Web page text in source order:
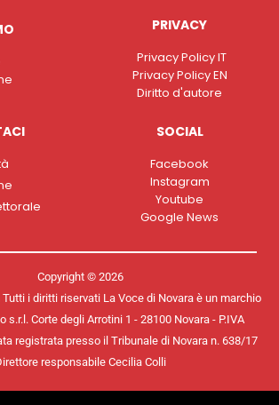
PRIVACY
Privacy Policy IT
Privacy Policy EN
Diritto d'autore
SOCIAL
Facebook
Instagram
Youtube
Google News
Copyright © 2026
i diritti riservati La Voce di Novara è un marchio
s.r.l. Corte degli Arrotini 1 - 28100 Novara - P.IVA
registrata presso il Tribunale di Novara n. 638/17
responsabile Cecilia Colli